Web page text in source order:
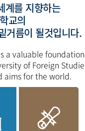
계를 지향하는
교의
거름이 될것입니다.
a valuable
of Foreign
aims for the world.